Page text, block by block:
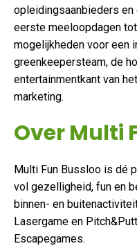
opleidingsaanbieders en
eerste meeloopdagen
mogelijkheden voor een
greenkeepersteam, de
entertainmentkant van
marketing.
Over Multi
Multi Fun Bussloo is dé
vol gezelligheid, fun en
binnen- en
Lasergame en
Escapegames.